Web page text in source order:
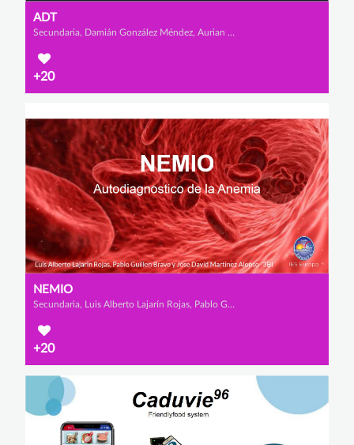
ADT
Secundaria, Damián González Méndez, Aurian Layeul y Sergio Galán Torres
+20
NEMIO
Secundaria, Luis Alberto Lajarín Rojas, Pablo Guillén Bravo y José David Martínez Alonso
+20